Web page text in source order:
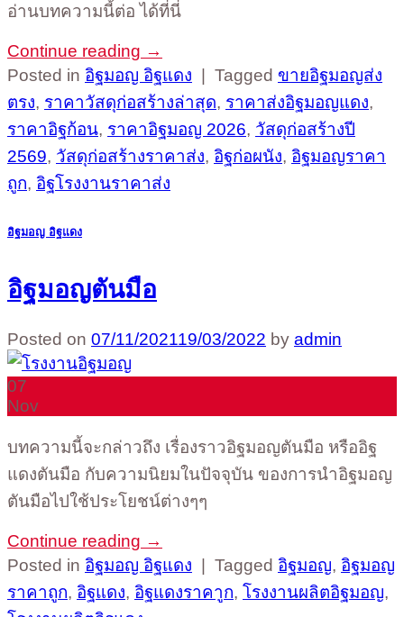
อ่านบทความนี้ต่อ ได้ที่นี่
Continue reading →
Posted in อิฐมอญ อิฐแดง Tagged ขายอิฐมอญส่ง
ตรง, ราคาวัสดุก่อสร้างล่าสุด, ราคาส่งอิฐมอญแดง,
ราคาอิฐก้อน, ราคาอิฐมอญ 2026, วัสดุก่อสร้างปี
2569, วัสดุก่อสร้างราคาส่ง, อิฐก่อผนัง, อิฐมอญราคา
ถูก, อิฐโรงงานราคาส่ง
อิฐมอญ อิฐแดง
อิฐมอญตันมือ
Posted on 07/11/202119/03/2022 by admin
07
Nov
บทความนี้จะกล่าวถึง เรื่องราวอิฐมอญตันมือ หรืออิฐ
แดงตันมือ กับความนิยมในปัจจุบัน ของการนำอิฐมอญ
ตันมือไปใช้ประโยชน์ต่างๆๆ
Continue reading →
Posted in อิฐมอญ อิฐแดง Tagged อิฐมอญ, อิฐมอญ
ราคาถูก, อิฐแดง, อิฐแดงราคาูก, โรงงานผลิตอิฐมอญ,